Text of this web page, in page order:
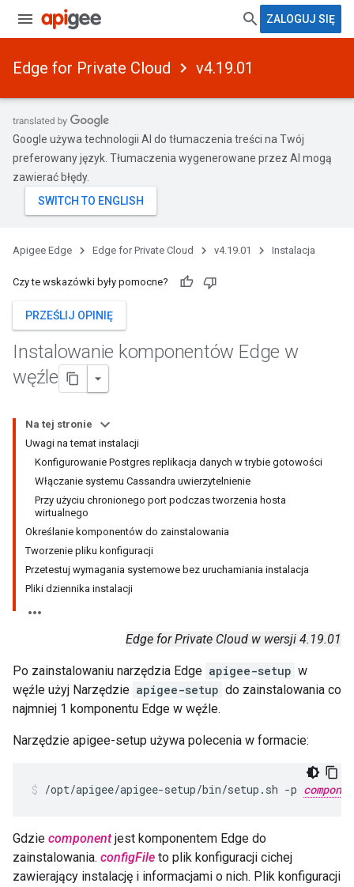
ZALOGUJ SIĘ
Edge for Private Cloud v4.19.01
Google używa technologii AI do tłumaczenia treści na Twój
preferowany język. Tłumaczenia wygenerowane przez AI mogą
zawierać błędy.
Apigee Edge Edge for Private Cloud v4.19.01 Instalacja
Czy te wskazówki były pomocne?
PRZEŚLIJ OPINIĘ
Instalowanie komponentów Edge w
węźle
Na tej stronie
Uwagi na temat instalacji
Konfigurowanie Postgres replikacja danych w trybie gotowości
Włączanie systemu Cassandra uwierzytelnienie
Przy użyciu chronionego port podczas tworzenia hosta
wirtualnego
Określanie komponentów do zainstalowania
Tworzenie pliku konfiguracji
Przetestuj wymagania systemowe bez uruchamiania instalacja
Pliki dziennika instalacji
Edge for Private Cloud w wersji 4.19.01
Po zainstalowaniu narzędzia Edge apigee-setup w
węźle użyj Narzędzie apigee-setup do zainstalowania co
najmniej 1 komponentu Edge w węźle.
Narzędzie apigee-setup używa polecenia w formacie:
/opt/apigee/apigee-setup/bin/setup.sh -p
Gdzie componentjest komponentem Edge do
zainstalowania. configFile to plik konfiguracji cichej
zawierający instalację i informacjami o nich. Plik konfiguracji